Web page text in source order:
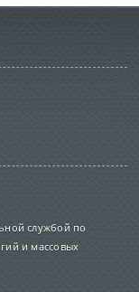
службой по
и массовых